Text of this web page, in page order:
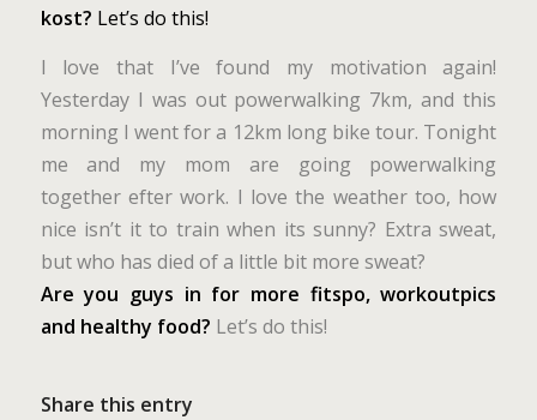
kost? Let’s do this!
I love that I’ve found my motivation again!
Yesterday I was out powerwalking 7km, and this
morning I went for a 12km long bike tour. Tonight
me and my mom are going powerwalking
together efter work. I love the weather too, how
nice isn’t it to train when its sunny? Extra sweat,
but who has died of a little bit more sweat?
Are you guys in for more fitspo, workoutpics
and healthy food? Let’s do this!
Share this entry